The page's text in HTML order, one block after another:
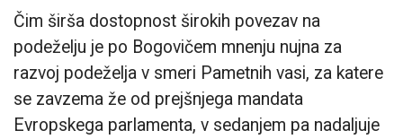
Čim širša dostopnost širokih povezav na
podeželju je po Bogovičem mnenju nujna za
razvoj podeželja v smeri Pametnih vasi, za katere
se zavzema že od prejšnjega mandata
Evropskega parlamenta, v sedanjem pa nadaljuje